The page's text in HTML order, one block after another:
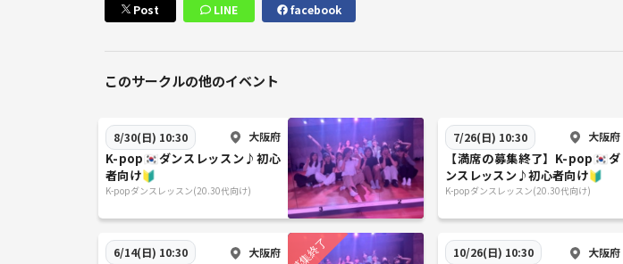
Post LINE facebook
このサークルの他のイベント
8/30(日) 10:30 大阪府
K-pop🇰🇷ダンスレッスン♪初心
者向け🔰
K-popダンスレッスン(20.30代向け)
7/26(日) 10:30 大阪府
【満席の募集終了】K-pop🇰🇷ダ
ンスレッスン♪初心者向け🔰
K-popダンスレッスン(20.30代向け)
6/14(日) 10:30 大阪府 10/26(日) 10:30 大阪府